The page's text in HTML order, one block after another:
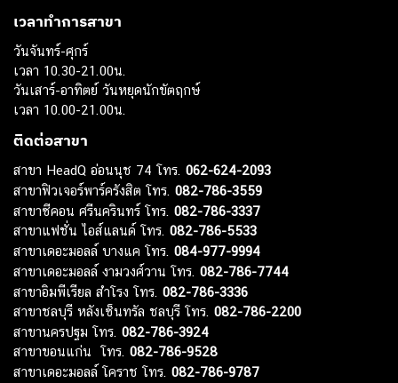
เวลาทำการสาขา
วันจันทร์-ศุกร์
เวลา 10.30-21.00น.
วันเสาร์-อาทิตย์ วันหยุดนักขัตฤกษ์
เวลา 10.00-21.00น.
ติดต่อสาขา
สาขา HeadQ อ่อนนุช 74 โทร. 062-624-2093
สาขาฟิวเจอร์พาร์ครังสิต โทร. 082-786-3559
สาขาซีคอน ศรีนครินทร์ โทร. 082-786-3337
สาขาแฟชั่น ไอส์แลนด์ โทร. 082-786-5533
สาขาเดอะมอลล์ บางแค โทร. 084-977-9994
สาขาเดอะมอลล์ งามวงศ์วาน โทร. 082-786-7744
สาขาอิมพีเรียล สำโรง โทร. 082-786-3336
สาขาชลบุรี หลังเซ็นทรัล ชลบุรี โทร. 082-786-2200
สาขานครปฐม โทร. 082-786-3924
สาขาขอนแก่น โทร. 082-786-9528
สาขาเดอะมอลล์ โคราช โทร. 082-786-9787